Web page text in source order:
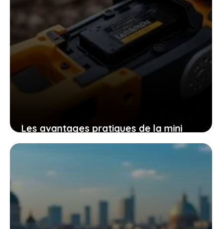
Les avantages pratiques de la mini
tronçonneuse güde mk 18-201-05 pour